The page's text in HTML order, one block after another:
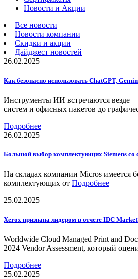
Новости и Акции
Все новости
Новости компании
Скидки и акции
Дайджест новостей
26.02.2025
Как безопасно использовать ChatGPT,
Инструменты ИИ встречаются везде
систем и офисных пакетов до
Подробнее
26.02.2025
Большой выбор комплектующих Siemens со
На складах компании Micros имеется
комплектующих от Подробнее
25.02.2025
Xerox признана лидером в отчете IDC
Worldwide Cloud Managed Print and
2024 Vendor Assessment, который
Подробнее
25.02.2025